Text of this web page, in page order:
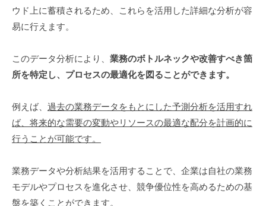
ウド上に蓄積されるため、これらを活用した詳細な分析が容
易に行えます。
このデータ分析により、 業務のボトルネックや改善すべき箇
所を特定し、プロセスの最適化を図ることができます。
例えば、 過去の業務データをもとにした予測分析を活用すれ
ば、将来的な需要の変動やリソースの最適な配分を計画的に
行うことが可能です。
業務データや分析結果を活用することで、企業は自社の業務
モデルやプロセスを進化させ、競争優位性を高めるための基
盤を築くことができます。